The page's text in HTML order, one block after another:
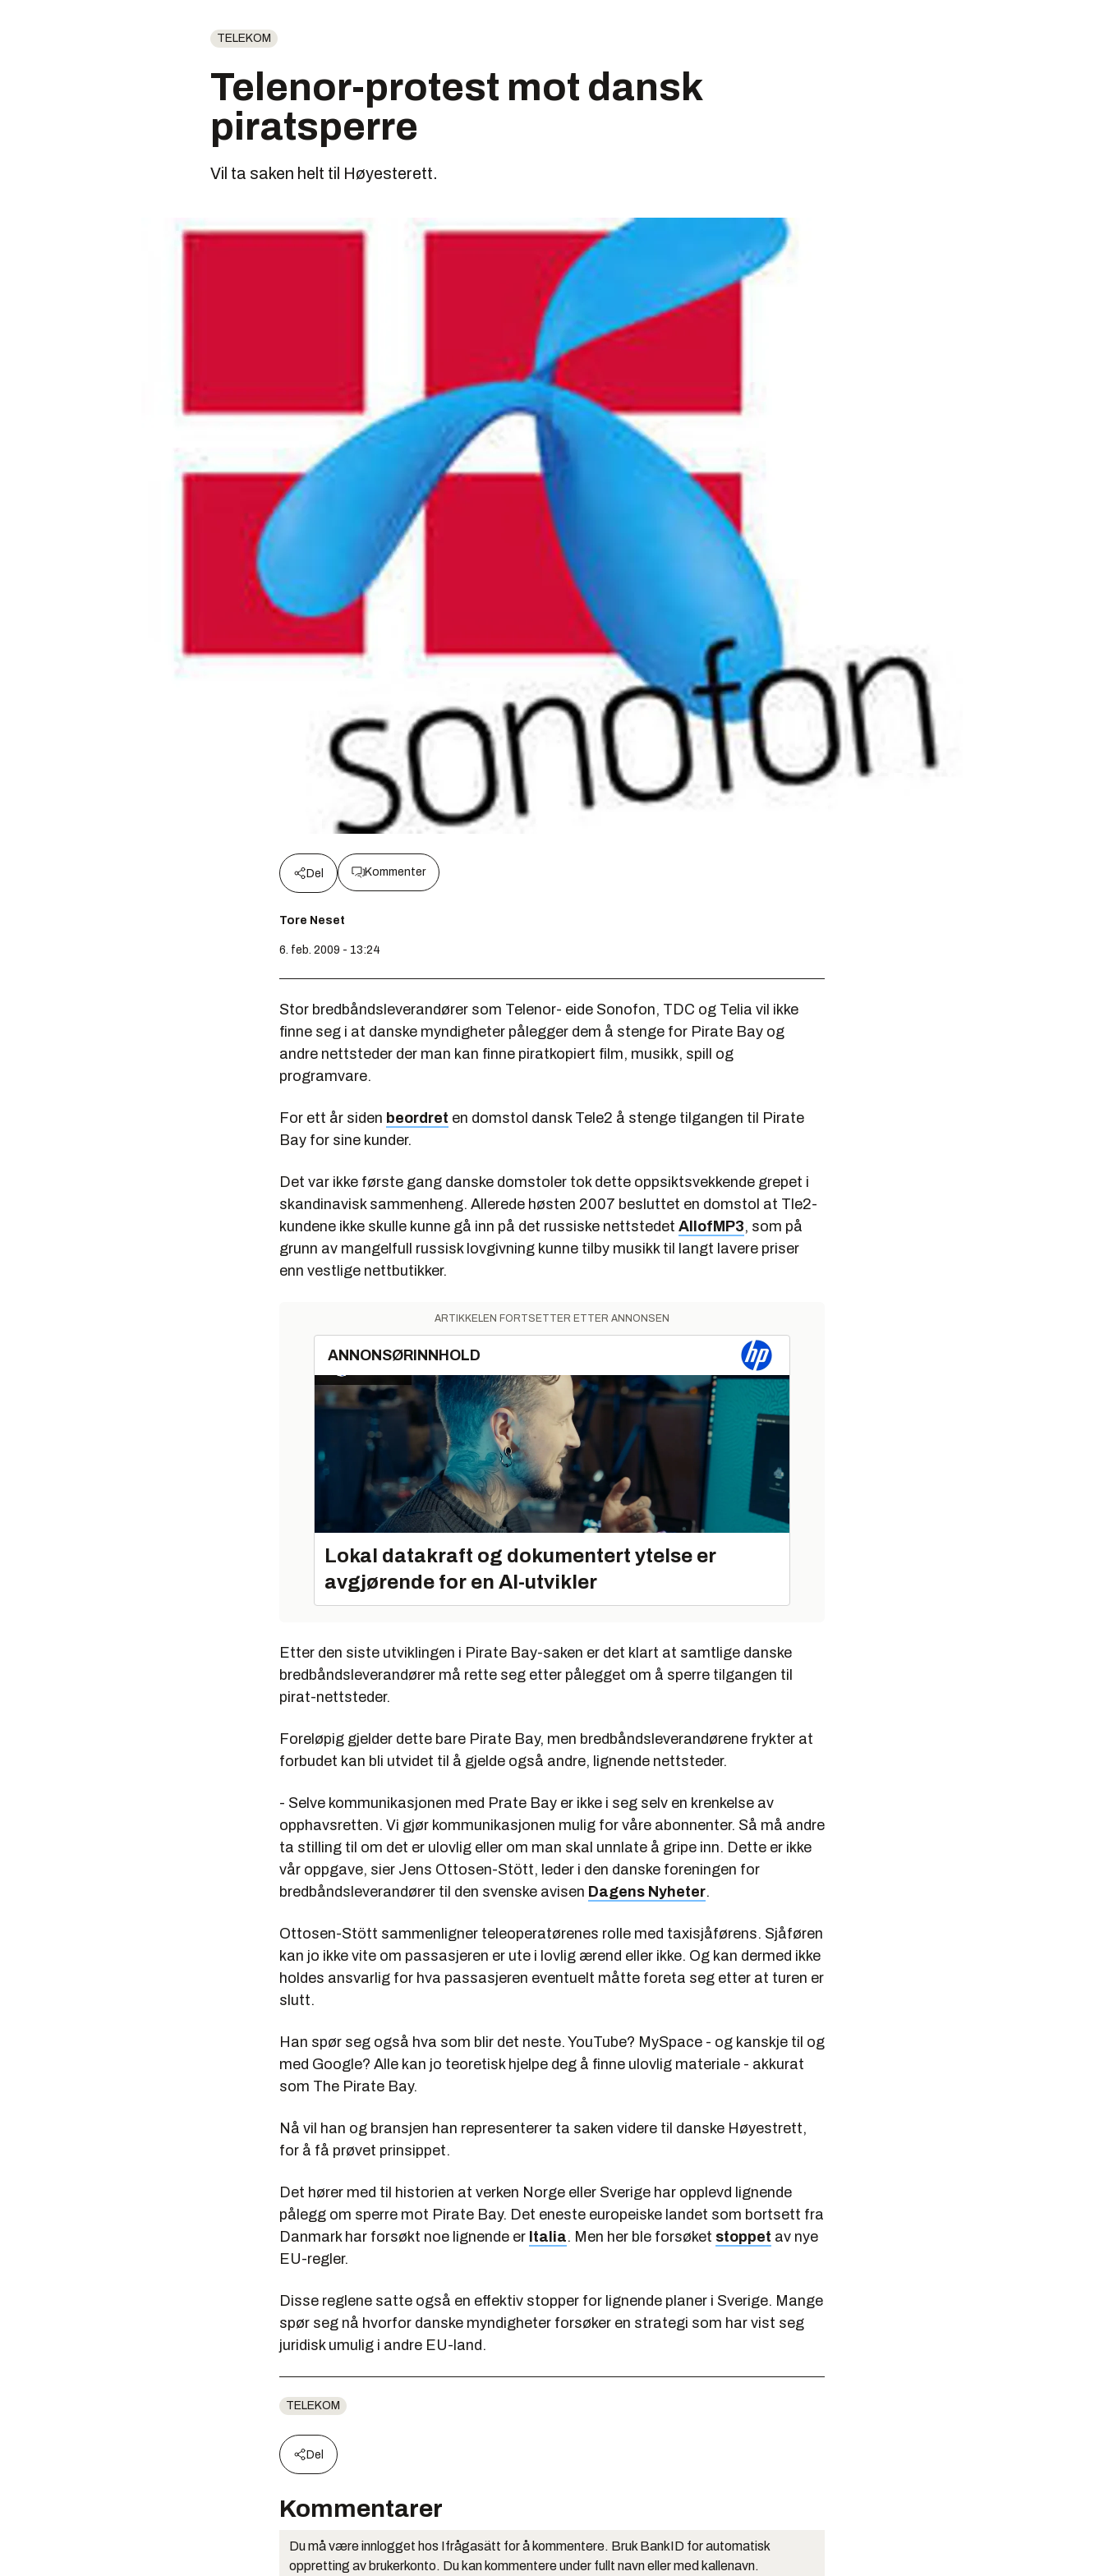
TELEKOM
Telenor-protest mot dansk
piratsperre
Vil ta saken helt til Høyesterett.
Del Kommenter
Tore Neset
6. feb. 2009 - 13:24
Stor bredbåndsleverandører som Telenor- eide Sonofon, TDC og Telia vil ikke
finne seg i at danske myndigheter pålegger dem å stenge for Pirate Bay og
andre nettsteder der man kan finne piratkopiert film, musikk, spill og
programvare.
For ett år siden beordret en domstol dansk Tele2 å stenge tilgangen til Pirate
Bay for sine kunder.
Det var ikke første gang danske domstoler tok dette oppsiktsvekkende grepet i
skandinavisk sammenheng. Allerede høsten 2007 besluttet en domstol at Tle2-
kundene ikke skulle kunne gå inn på det russiske nettstedet AllofMP3, som på
grunn av mangelfull russisk lovgivning kunne tilby musikk til langt lavere priser
enn vestlige nettbutikker.
ARTIKKELEN FORTSETTER ETTER ANNONSEN
ANNONSØRINNHOLD
Lokal datakraft og dokumentert ytelse er
avgjørende for en AI-utvikler
Etter den siste utviklingen i Pirate Bay-saken er det klart at samtlige danske
bredbåndsleverandører må rette seg etter pålegget om å sperre tilgangen til
pirat-nettsteder.
Foreløpig gjelder dette bare Pirate Bay, men bredbåndsleverandørene frykter at
forbudet kan bli utvidet til å gjelde også andre, lignende nettsteder.
- Selve kommunikasjonen med Prate Bay er ikke i seg selv en krenkelse av
opphavsretten. Vi gjør kommunikasjonen mulig for våre abonnenter. Så må andre
ta stilling til om det er ulovlig eller om man skal unnlate å gripe inn. Dette er ikke
vår oppgave, sier Jens Ottosen-Stött, leder i den danske foreningen for
bredbåndsleverandører til den svenske avisen Dagens Nyheter.
Ottosen-Stött sammenligner teleoperatørenes rolle med taxisjåførens. Sjåføren
kan jo ikke vite om passasjeren er ute i lovlig ærend eller ikke. Og kan dermed ikke
holdes ansvarlig for hva passasjeren eventuelt måtte foreta seg etter at turen er
slutt.
Han spør seg også hva som blir det neste. YouTube? MySpace - og kanskje til og
med Google? Alle kan jo teoretisk hjelpe deg å finne ulovlig materiale - akkurat
som The Pirate Bay.
Nå vil han og bransjen han representerer ta saken videre til danske Høyestrett,
for å få prøvet prinsippet.
Det hører med til historien at verken Norge eller Sverige har opplevd lignende
pålegg om sperre mot Pirate Bay. Det eneste europeiske landet som bortsett fra
Danmark har forsøkt noe lignende er Italia. Men her ble forsøket stoppet av nye
EU-regler.
Disse reglene satte også en effektiv stopper for lignende planer i Sverige. Mange
spør seg nå hvorfor danske myndigheter forsøker en strategi som har vist seg
juridisk umulig i andre EU-land.
TELEKOM
Del
Kommentarer
Du må være innlogget hos Ifrågasätt for å kommentere. Bruk BankID for automatisk
oppretting av brukerkonto. Du kan kommentere under fullt navn eller med kallenavn.